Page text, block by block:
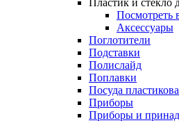
Пластик и стекло
Посмотреть
Аксессуары
Поглотители
Подставки
Полислайд
Поплавки
Посуда
Приборы
Приборы и